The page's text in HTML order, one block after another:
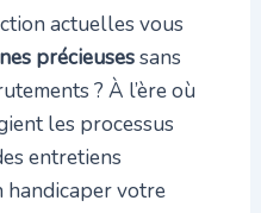
actuelles vous
précieusessans
? À l’ère où
les processus
entretiens
votre